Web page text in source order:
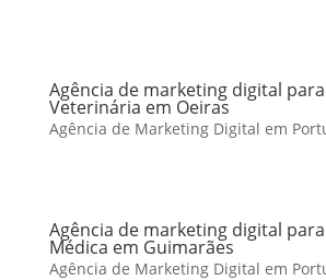
Agência de marketing digital
Veterinária em Oeiras
Agência de Marketing Digital em
Agência de marketing digital
Médica em Guimarães
Agência de Marketing Digital em